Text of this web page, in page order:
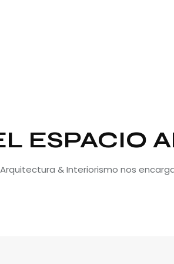
ESPACIO
Arquitectura & Interiorismo nos